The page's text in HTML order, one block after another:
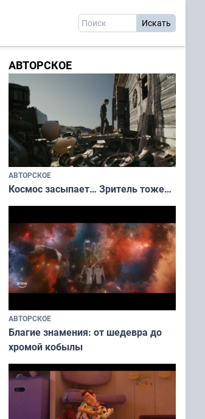
АВТОРСКОЕ
АВТОРСКОЕ
Космос засыпает… Зритель тоже…
АВТОРСКОЕ
Благие знамения: от шедевра до
хромой кобылы